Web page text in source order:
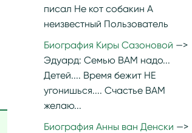
писал Не кот собакин А
неизвестный Пользователь
Биография Киры Сазоновой
Эдуард: Семью ВАМ надо...
Детей.... Время бежит НЕ
угонишься.... Счастье ВАМ
желаю...
Биография Анны ван Денски